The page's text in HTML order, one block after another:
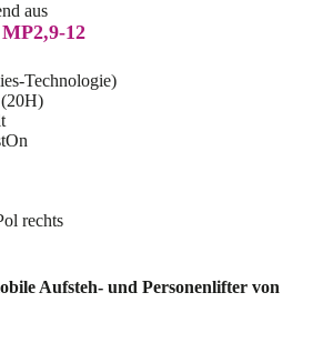
aus
12
Technologie)
rechts
Aufsteh- und Personenlifter von